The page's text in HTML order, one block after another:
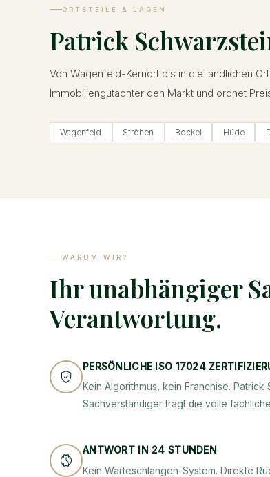
ORTSTEILE & LAGEN
Patrick
Von Wagenfeld-Kernort bis in die ländlichen
Immobiliengutachter den Markt und ordnet
Wagenfeld Ströhen Bockel Hüde
WARUM WIR?
Ihr unabhängiger
Verantwortung.
PERSÖNLICHE ISO 17024
Kein Algorithmus, kein Franchise.
Sachverständiger trägt die volle
ANTWORT IN 24 STUNDEN
Kein Warteschlangen-System. Direkte